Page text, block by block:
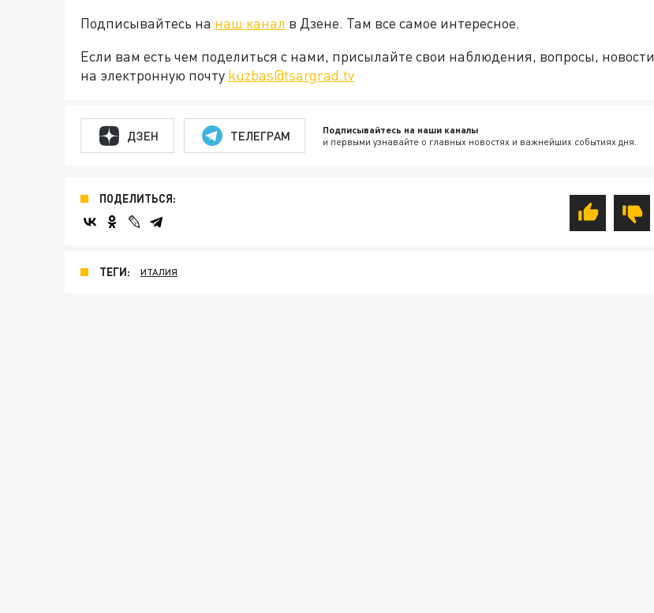
Подписывайтесь на наш канал в Дзене. Там все самое интересное.
Если вам есть чем поделиться с нами, присылайте свои наблюдения, вопросы, новости
на электронную почту kuzbas@tsargrad.tv
ДЗЕН ТЕЛЕГРАМ Подписывайтесь на наши каналы
и первыми узнавайте о главных новостях и важнейших событиях дня.
ПОДЕЛИТЬСЯ:
ТЕГИ: ИТАЛИЯ